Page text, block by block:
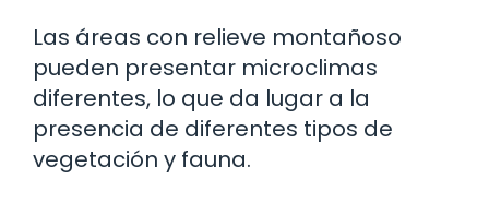
Las áreas con relieve montañoso
pueden presentar microclimas
diferentes, lo que da lugar a la
presencia de diferentes tipos de
vegetación y fauna.